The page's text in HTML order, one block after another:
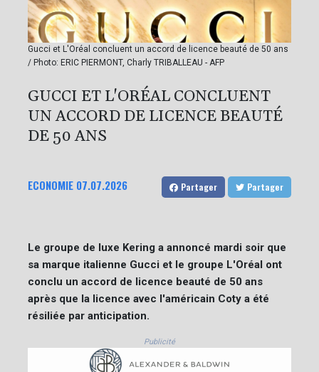
Gucci et L'Oréal concluent un accord de licence beauté de 50 ans
/ Photo: ERIC PIERMONT, Charly TRIBALLEAU - AFP
GUCCI ET L'ORÉAL CONCLUENT
UN ACCORD DE LICENCE BEAUTÉ
DE 50 ANS
ECONOMIE 07.07.2026 Partager Partager
Le groupe de luxe Kering a annoncé mardi soir que
sa marque italienne Gucci et le groupe L'Oréal ont
conclu un accord de licence beauté de 50 ans
après que la licence avec l'américain Coty a été
résiliée par anticipation.
Publicité